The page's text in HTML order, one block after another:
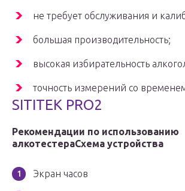
не требует обслуживания и
большая производительность;
высокая избирательность
точность измерений со
SITITEK PRO2
Рекомендации по использованию
алкотестераСхема устройства
Экран часов